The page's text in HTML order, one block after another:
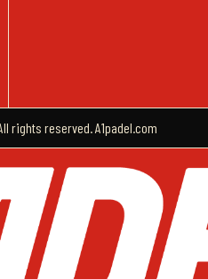
rights reserved. A1padel.com